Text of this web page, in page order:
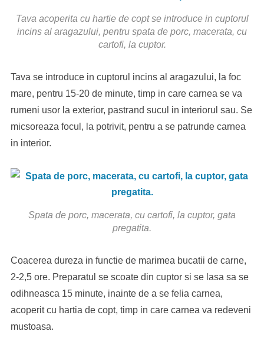
Tava acoperita cu hartie de copt se introduce in cuptorul
incins al aragazului, pentru spata de porc, macerata, cu
cartofi, la cuptor.
Tava se introduce in cuptorul incins al aragazului, la foc
mare, pentru 15-20 de minute, timp in care carnea se va
rumeni usor la exterior, pastrand sucul in interiorul sau. Se
micsoreaza focul, la potrivit, pentru a se patrunde carnea
in interior.
Spata de porc, macerata, cu cartofi, la cuptor, gata
pregatita.
Coacerea dureza in functie de marimea bucatii de carne,
2-2,5 ore. Preparatul se scoate din cuptor si se lasa sa se
odihneasca 15 minute, inainte de a se felia carnea,
acoperit cu hartia de copt, timp in care carnea va redeveni
mustoasa.